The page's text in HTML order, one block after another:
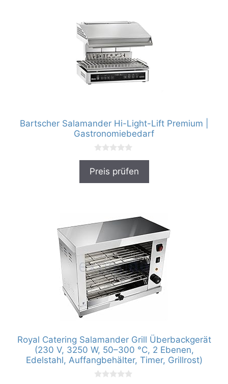
Bartscher Salamander Hi-Light-Lift Premium |
Gastronomiebedarf
0
o
Preis prüfen
Royal Catering Salamander Grill Überbackgerät
(230 V, 3250 W, 50–300 °C, 2 Ebenen,
Edelstahl, Auffangbehälter, Timer, Grillrost)